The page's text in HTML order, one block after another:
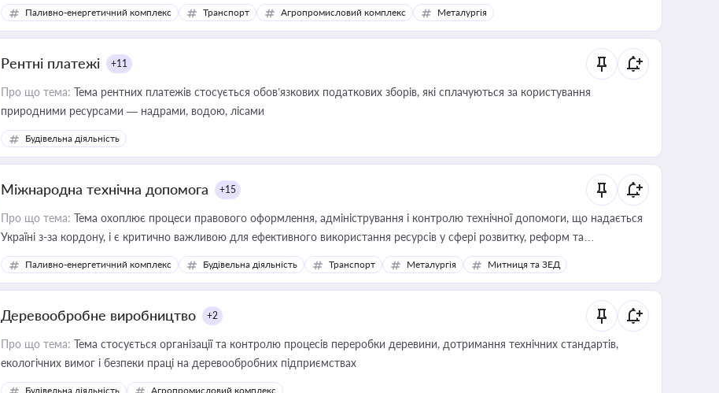
законодавства
Паливно-енергетичний комплекс Транспорт Агропромисловий комплекс Металургія
Рентні платежі +11
Про що тема: Тема рентних платежів стосується обов’язкових податкових зборів, які сплачуються за користування
природними ресурсами — надрами, водою, лісами
Будівельна діяльність
Міжнародна технічна допомога +15
Про що тема: Тема охоплює процеси правового оформлення, адміністрування і контролю технічної допомоги, що надається
Україні з-за кордону, і є критично важливою для ефективного використання ресурсів у сфері розвитку, реформ та
інфраструктурних проєктів
Паливно-енергетичний комплекс Будівельна діяльність Транспорт Металургія Митниця та ЗЕД
Деревообробне виробництво +2
Про що тема: Тема стосується організації та контролю процесів переробки деревини, дотримання технічних стандартів,
екологічних вимог і безпеки праці на деревообробних підприємствах
Будівельна діяльність Агропромисловий комплекс